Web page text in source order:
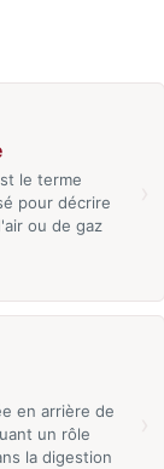
le terme
pour décrire
ou de gaz
en arrière de
un rôle
la digestion